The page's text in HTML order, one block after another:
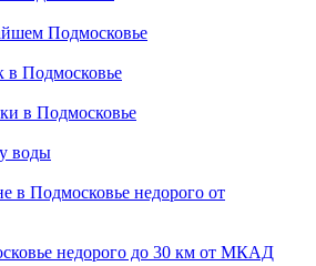
Подмосковье
в Подмосковье
в Подмосковье
воды
в Подмосковье недорого от
недорого до 30 км от МКАД